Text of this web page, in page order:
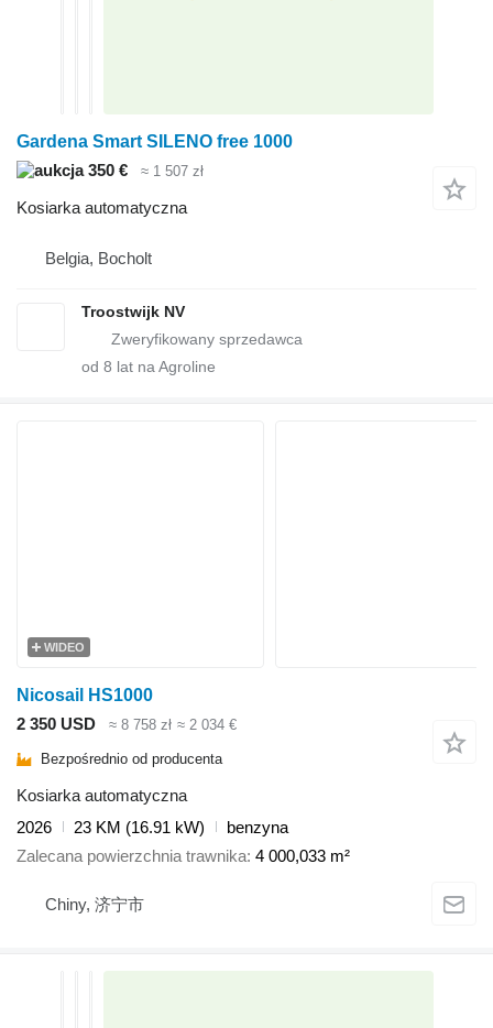
Gardena Smart SILENO free 1000
350 €
≈ 1 507 zł
Kosiarka automatyczna
Belgia, Bocholt
Troostwijk NV
od 8 lat na Agroline
WIDEO
Nicosail HS1000
2 350 USD
≈ 8 758 zł ≈ 2 034 €
Bezpośrednio od producenta
Kosiarka automatyczna
2026
23 KM (16.91 kW)
benzyna
Zalecana powierzchnia trawnika 4 000,033 m²
Chiny, 济宁市